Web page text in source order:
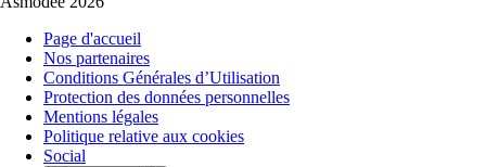
Page d'accueil
Nos partenaires
Conditions Générales d’Utilisation
Protection des données personnelles
Mentions légales
Politique relative aux cookies
Social